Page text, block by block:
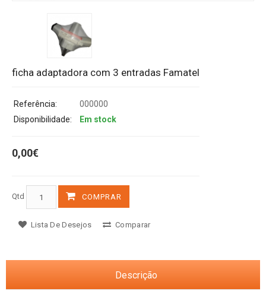
ficha adaptadora com 3 entradas Famatel
Referência:
000000
Disponibilidade:
Em stock
0,00€
Qtd COMPRAR
Lista De Desejos Comparar
Descrição